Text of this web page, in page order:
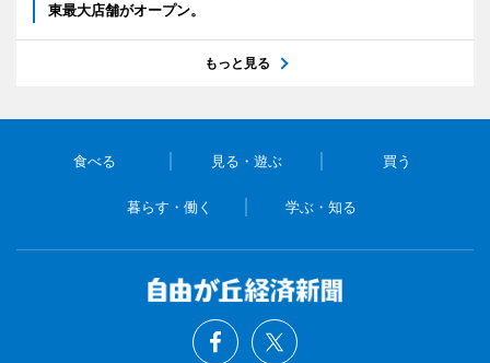
東最大店舗がオープン。
もっと見る
食べる 見る・遊ぶ 買う
暮らす・働く 学ぶ・知る